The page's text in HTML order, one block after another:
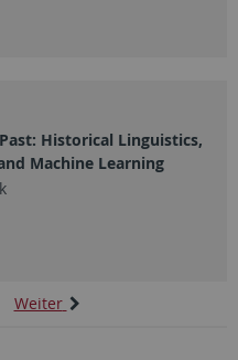
Historical Linguistics,
Machine Learning
Weiter